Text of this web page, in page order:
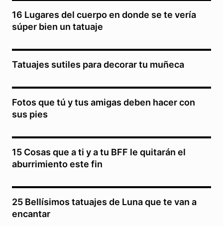
16 Lugares del cuerpo en donde se te vería
súper bien un tatuaje
Tatuajes sutiles para decorar tu muñeca
Fotos que tú y tus amigas deben hacer con
sus pies
15 Cosas que a ti y a tu BFF le quitarán el
aburrimiento este fin
25 Bellísimos tatuajes de Luna que te van a
encantar